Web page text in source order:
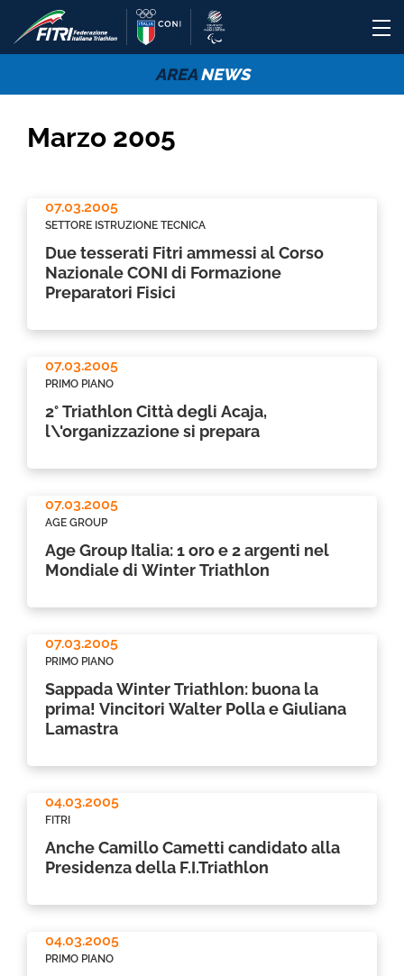
AREANEWS
Marzo 2005
07.03.2005
SETTORE ISTRUZIONE TECNICA
Due tesserati Fitri ammessi al Corso
Nazionale CONI di Formazione
Preparatori Fisici
07.03.2005
PRIMO PIANO
2° Triathlon Città degli Acaja,
l\'organizzazione si prepara
07.03.2005
AGE GROUP
Age Group Italia: 1 oro e 2 argenti nel
Mondiale di Winter Triathlon
07.03.2005
PRIMO PIANO
Sappada Winter Triathlon: buona la
prima! Vincitori Walter Polla e Giuliana
Lamastra
04.03.2005
FITRI
Anche Camillo Cametti candidato alla
Presidenza della F.I.Triathlon
04.03.2005
PRIMO PIANO